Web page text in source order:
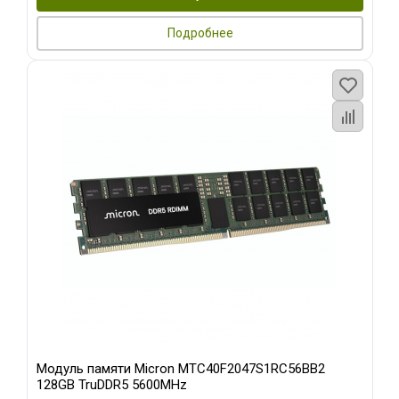
Подробнее
Модуль памяти Micron MTC40F2047S1RC56BB2
128GB TruDDR5 5600MHz